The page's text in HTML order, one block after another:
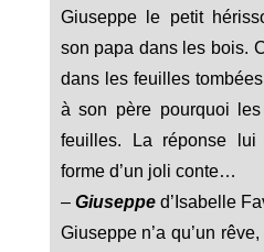
Giuseppe le petit
son papa dans les bois.
dans les feuilles
à son père pourquoi
feuilles. La réponse
forme d’un joli conte…
– Giusepped’Isabelle
Giuseppe n’a qu’un